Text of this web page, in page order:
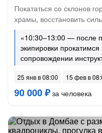
Покататься со склонов
храмы, восстановить
«10:30–13:00 — после
экипировки прокатимся
сопровождении
25 янв в 08:00 15 фев в
90 000 ₽за человека